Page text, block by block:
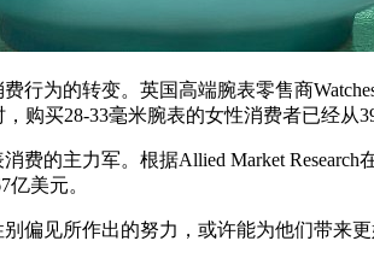
为的转变。英国高端腕表零售商
购买28-33毫米腕表的女性消费者已经从
的主力军。根据Allied Market Research
美元。
见所作出的努力，或许能为他们带来